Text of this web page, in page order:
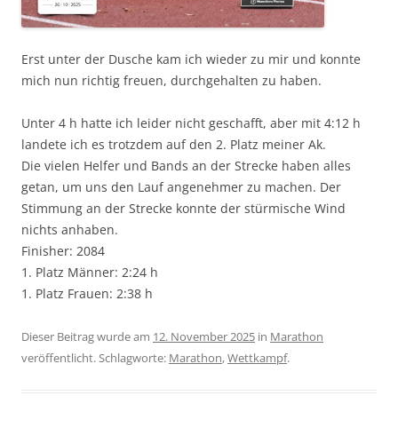
Erst unter der Dusche kam ich wieder zu mir und konnte
mich nun richtig freuen, durchgehalten zu haben.
Unter 4 h hatte ich leider nicht geschafft, aber mit 4:12 h
landete ich es trotzdem auf den 2. Platz meiner Ak.
Die vielen Helfer und Bands an der Strecke haben alles
getan, um uns den Lauf angenehmer zu machen. Der
Stimmung an der Strecke konnte der stürmische Wind
nichts anhaben.
Finisher: 2084
1. Platz Männer: 2:24 h
1. Platz Frauen: 2:38 h
Dieser Beitrag wurde am 12. November 2025 in Marathon
veröffentlicht. Schlagworte: Marathon,Wettkampf.